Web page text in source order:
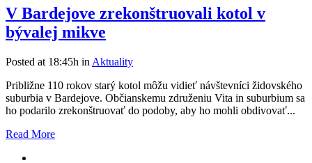
V Bardejove zrekonštruovali kotol v
bývalej mikve
Posted at 18:45h in Aktuality
Približne 110 rokov starý kotol môžu vidieť návštevníci židovského
suburbia v Bardejove. Občianskemu združeniu Vita in suburbium sa
ho podarilo zrekonštruovať do podoby, aby ho mohli obdivovať...
Read More